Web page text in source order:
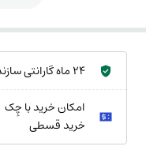
24 ماه گارانتی سازنده
امکان خرید با چِک
خرید قسطی